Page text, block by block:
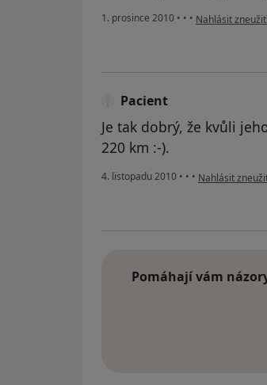
1. prosince 2010 • • • podle názoru
Nahlásit
Pacient
Je tak dobrý, že kvůli
220 km :-).
4. listopadu 2010 • • • podle názoru
Nahlásit
Pomáhají vám